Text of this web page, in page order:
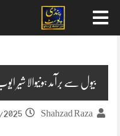
بیول سے برآمد ہونیوالا شیر
Shahzad Raza